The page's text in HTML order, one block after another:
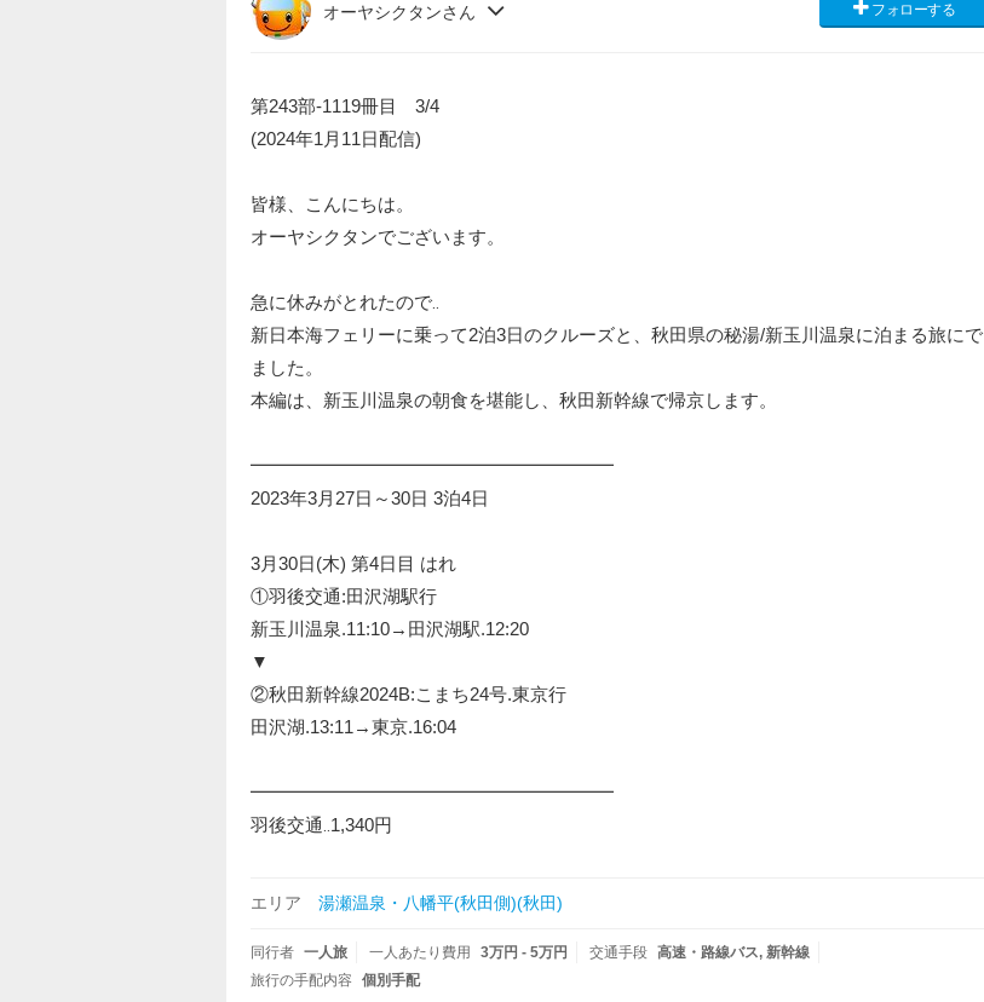
オーヤシクタンさん フォローする
第243部-1119冊目 3/4
(2024年1月11日配信)
皆様、こんにちは。
オーヤシクタンでございます。
急に休みがとれたので‥
新日本海フェリーに乗って2泊3日のクルーズと、秋田県の秘湯/新玉川温泉に泊まる旅にで
ました。
本編は、新玉川温泉の朝食を堪能し、秋田新幹線で帰京します。
━━━━━━━━━━━━━━━━━━━━
2023年3月27日～30日 3泊4日
3月30日(木) 第4日目 はれ
①羽後交通:田沢湖駅行
新玉川温泉.11:10→田沢湖駅.12:20
▼
②秋田新幹線2024B:こまち24号.東京行
田沢湖.13:11→東京.16:04
━━━━━━━━━━━━━━━━━━━━
羽後交通‥1,340円
エリア 湯瀬温泉・八幡平(秋田側)(秋田)
同行者 一人旅 一人あたり費用 3万円 - 5万円 交通手段 高速・路線バス 新幹線
旅行の手配内容
個別手配